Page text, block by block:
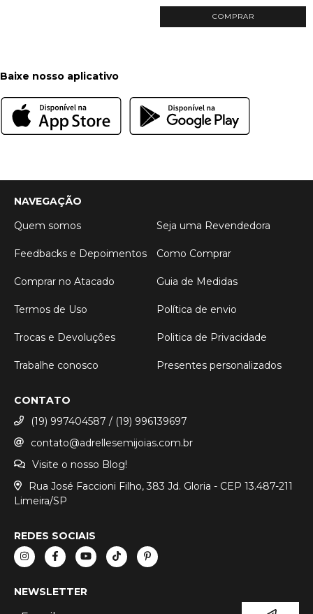
COMPRAR
Baixe nosso aplicativo
NAVEGAÇÃO
Quem somos
Seja uma Revendedora
Feedbacks e Depoimentos Como Comprar
Comprar no Atacado Guia de Medidas
Termos de Uso Política de envio
Trocas e Devoluções Politica de Privacidade
Trabalhe conosco Presentes personalizados
CONTATO
(19) 997404587 / (19) 996139697
contato@adrellesemijoias.com.br
Visite o nosso Blog!
Rua José Faccioni Filho, 383 Jd. Gloria - CEP 13.487-211
Limeira/SP
REDES SOCIAIS
NEWSLETTER